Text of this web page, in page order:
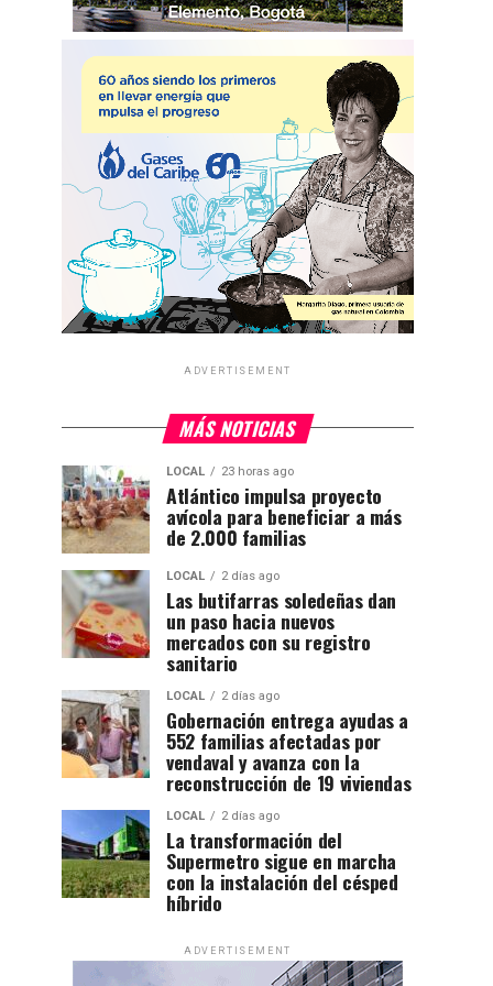
ADVERTISEMENT
MÁS NOTICIAS
LOCAL 23 horas ago
Atlántico impulsa proyecto
avícola para beneficiar a más
de 2.000 familias
LOCAL 2 días ago
Las butifarras soledeñas dan
un paso hacia nuevos
mercados con su registro
sanitario
LOCAL 2 días ago
Gobernación entrega ayudas a
552 familias afectadas por
vendaval y avanza con la
reconstrucción de 19 viviendas
LOCAL 2 días ago
La transformación del
Supermetro sigue en marcha
con la instalación del césped
híbrido
ADVERTISEMENT